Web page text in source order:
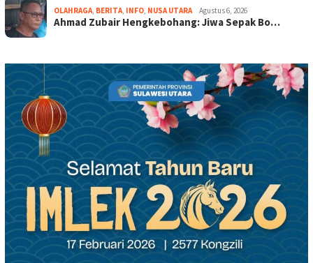
OLAHRAGA BERITA INFO NUSA UTARA Agustus 6, 2026
Ahmad Zubair Hengkebohang: Jiwa Sepak Bo…